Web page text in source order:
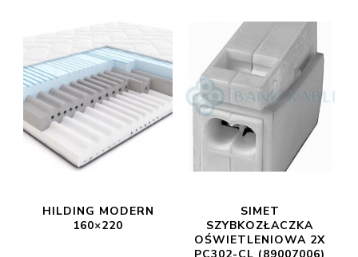
HILDING MODERN
160×220
SIMET
SZYBKOZŁACZKA
OŚWIETLENIOWA 2X